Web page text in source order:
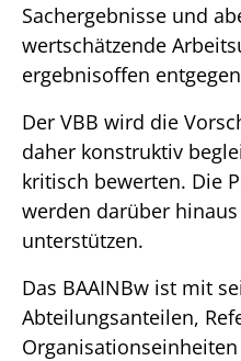
Sachergebnisse und
wertschätzende
ergebnisoffen
Der VBB wird die
daher konstruktiv
kritisch bewerten. Die
werden darüber
unterstützen.
Das BAAINBw ist mit
Abteilungsanteilen,